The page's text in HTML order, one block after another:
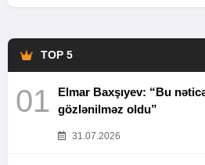
TOP 5
01
Elmar Baxşıyev: “Bu
gözlənilməz oldu”
31.07.2026